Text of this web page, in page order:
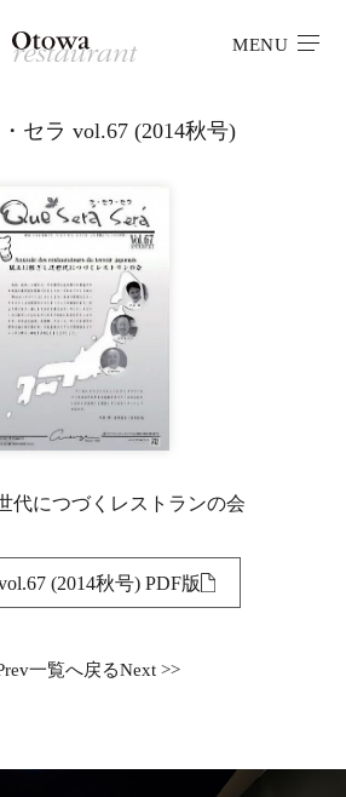
MENU
セラ vol.67 (2014秋号)
代につづくレストランの会
(2014秋号) PDF版
一覧へ戻るNext >>